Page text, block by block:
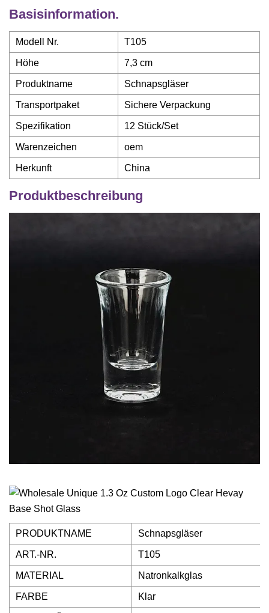
Basisinformation.
Modell Nr. T105
Höhe 7,3 cm
Produktname Schnapsgläser
Transportpaket Sichere Verpackung
Spezifikation 12 Stück/Set
Warenzeichen oem
Herkunft China
Produktbeschreibung
PRODUKTNAME Schnapsgläser
ART.-NR. T105
MATERIAL Natronkalkglas
FARBE Klar